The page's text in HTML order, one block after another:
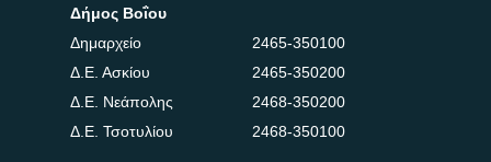
Δήμος Βοΐου
Δημαρχείο
2465-350100
Δ.Ε. Ασκίου
2465-350200
Δ.Ε. Νεάπολης
2468-350200
Δ.Ε. Τσοτυλίου
2468-350100